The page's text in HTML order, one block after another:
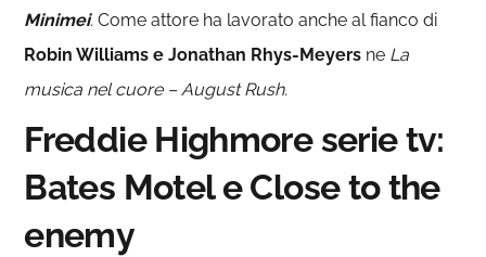
Minimei. Come attore ha lavorato anche al fianco di
Robin Williams e Jonathan Rhys-Meyers ne La
musica nel cuore – August Rush.
Freddie Highmore serie tv:
Bates Motel e Close to the
enemy